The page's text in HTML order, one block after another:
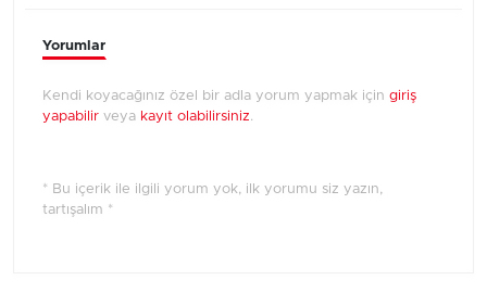
Yorumlar
Kendi koyacağınız özel bir adla yorum yapmak için giriş
yapabilir veya kayıt olabilirsiniz.
* Bu içerik ile ilgili yorum yok, ilk yorumu siz yazın,
tartışalım *